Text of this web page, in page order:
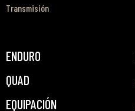
Transmisión
ENDURO
QUAD
EQUIPACIÓN